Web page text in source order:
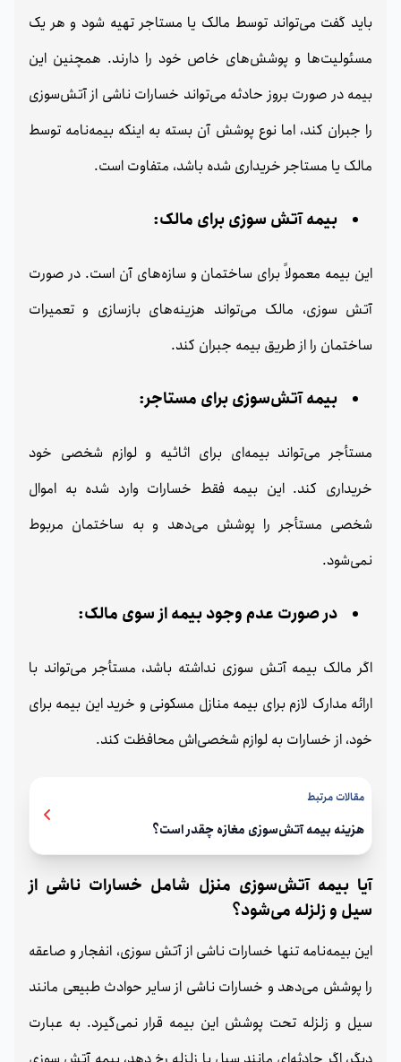
باید گفت می‌تواند توسط مالک یا مستاجر تهیه شود و هر یک
مسئولیت‌ها و پوشش‌های خاص خود را دارند. همچنین این
بیمه در صورت بروز حادثه می‌تواند خسارات ناشی از آتش‌سوزی
را جبران کند، اما نوع پوشش آن بسته به اینکه بیمه‌نامه توسط
مالک یا مستاجر خریداری شده باشد، متفاوت است.
بیمه آتش‌ سوزی برای مالک:
این بیمه معمولاً برای ساختمان و سازه‌های آن است. در صورت
آتش‌ سوزی، مالک می‌تواند هزینه‌های بازسازی و تعمیرات
ساختمان را از طریق بیمه جبران کند.
بیمه آتش‌سوزی برای مستاجر:
مستأجر می‌تواند بیمه‌ای برای اثاثیه و لوازم شخصی خود
خریداری کند. این بیمه فقط خسارات وارد شده به اموال
شخصی مستأجر را پوشش می‌دهد و به ساختمان مربوط
نمی‌شود.
در صورت عدم وجود بیمه از سوی مالک:
اگر مالک بیمه آتش‌ سوزی نداشته باشد، مستأجر می‌تواند با
ارائه مدارک لازم برای بیمه منازل مسکونی و خرید این بیمه برای
خود، از خسارات به لوازم شخصی‌اش محافظت کند.
مقالات مرتبط
هزینه بیمه آتش‌سوزی مغازه چقدر است؟
آیا بیمه آتش‌سوزی منزل شامل خسارات ناشی از
سیل و زلزله می‌شود؟
این بیمه‌نامه تنها خسارات ناشی از آتش‌ سوزی، انفجار و صاعقه
را پوشش می‌دهد و خسارات ناشی از سایر حوادث طبیعی مانند
سیل و زلزله تحت پوشش این بیمه قرار نمی‌گیرد. به عبارت